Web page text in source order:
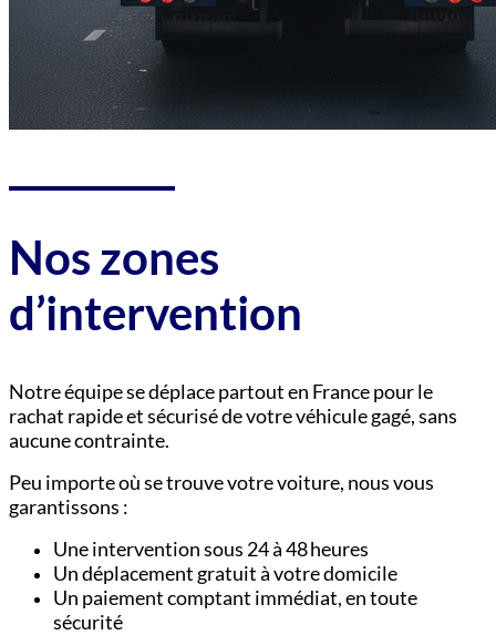
Nos zones
d’intervention
Notre équipe se déplace partout en France pour le
rachat rapide et sécurisé de votre véhicule gagé, sans
aucune contrainte.
Peu importe où se trouve votre voiture, nous vous
garantissons :
Une intervention sous 24 à 48 heures
Un déplacement gratuit à votre domicile
Un paiement comptant immédiat, en toute
sécurité